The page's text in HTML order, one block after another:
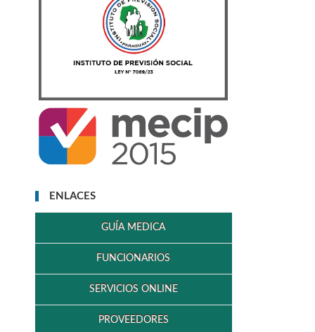
ENLACES
GUÍA MEDICA
FUNCIONARIOS
SERVICIOS ONLINE
PROVEEDORES